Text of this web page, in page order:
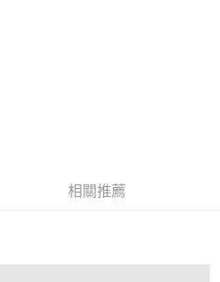
哥大用戶可立即使用無須另外申請。
的期數、繳款截止日，確認付款後即完
才付款」的支付方式。 讓您購物簡單
付款。
通知簡訊。
相關推薦